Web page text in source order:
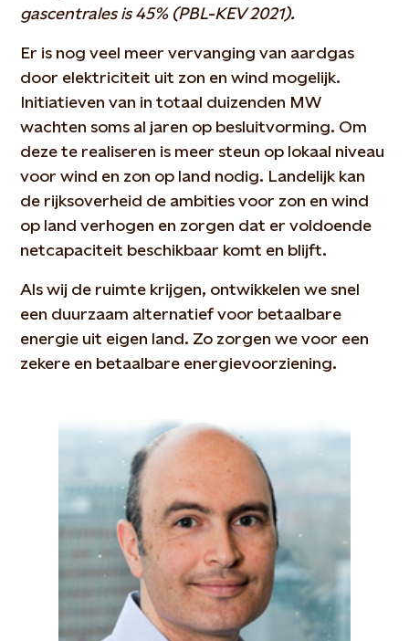
gascentrales is 45% (PBL-KEV 2021).
Er is nog veel meer vervanging van aardgas
door elektriciteit uit zon en wind mogelijk.
Initiatieven van in totaal duizenden MW
wachten soms al jaren op besluitvorming. Om
deze te realiseren is meer steun op lokaal niveau
voor wind en zon op land nodig. Landelijk kan
de rijksoverheid de ambities voor zon en wind
op land verhogen en zorgen dat er voldoende
netcapaciteit beschikbaar komt en blijft.
Als wij de ruimte krijgen, ontwikkelen we snel
een duurzaam alternatief voor betaalbare
energie uit eigen land. Zo zorgen we voor een
zekere en betaalbare energievoorziening.